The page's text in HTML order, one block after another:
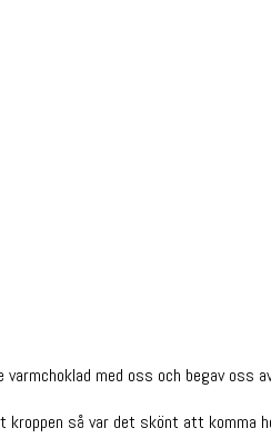
varmchoklad med oss och begav
kroppen så var det skönt att komma